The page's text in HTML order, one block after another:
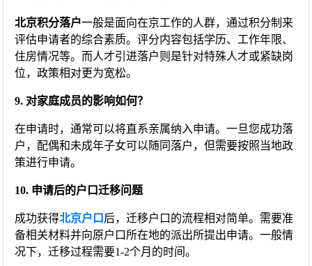
北京积分落户一般是面向在京工作的人群，通过积分制来
评估申请者的综合素质。评分内容包括学历、工作年限、
住房情况等。而人才引进落户则是针对特殊人才或紧缺岗
位，政策相对更为宽松。
9. 对家庭成员的影响如何？
在申请时，通常可以将直系亲属纳入申请。一旦您成功落
户，配偶和未成年子女可以随同落户，但需要按照当地政
策进行申请。
10. 申请后的户口迁移问题
成功获得北京户口 后，迁移户口的流程相对简单。需要准
备相关材料并向原户口所在地的派出所提出申请。一般情
况下，迁移过程需要1-2个月的时间。